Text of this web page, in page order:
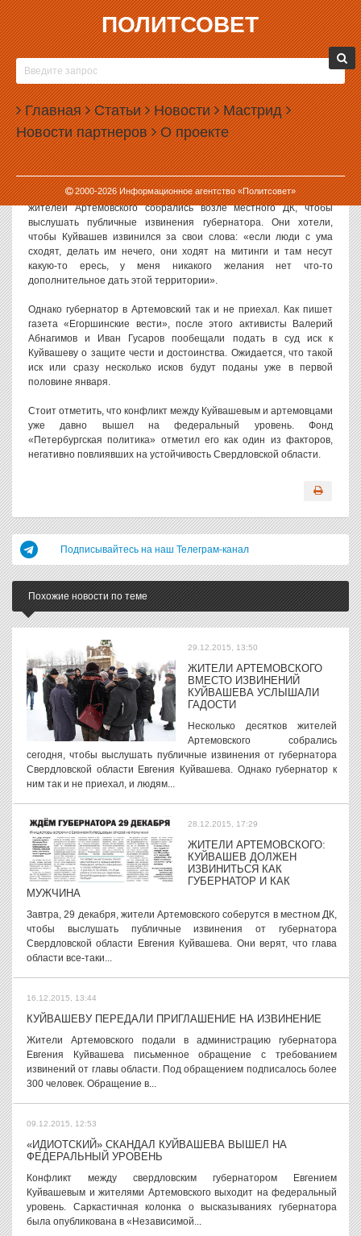
ПОЛИТСОВЕТ
Главная Статьи Новости Мастрид
Новости партнеров О проекте
2000-2026Информационное агентство «Политсовет»
12.01.2016, 17:56
АРТЕМОВЦЫ ПОДАДУТ В СУД НА КУЙВАШЕВА
В БЛИЖАЙШИЕ ДНИ
Судебный иск против губернатора Свердловской области
Евгения Куйвашева может быть подан уже в ближайшие дни.
Истцами выступят активисты из Артемовского, так и не
дождавшиеся публичных извинений от губернатора.
Как уже писал «Политсовет», 29 декабря несколько десятков
жителей Артемовского собрались возле местного ДК, чтобы
выслушать публичные извинения губернатора. Они хотели,
чтобы Куйвашев извинился за свои слова: «если люди с ума
сходят, делать им нечего, они ходят на митинги и там несут
какую-то ересь, у меня никакого желания нет что-то
дополнительное дать этой территории».
Однако губернатор в Артемовский так и не приехал. Как пишет
газета «Егоршинские вести», после этого активисты Валерий
Абнагимов и Иван Гусаров пообещали подать в суд иск к
Куйвашеву о защите чести и достоинства. Ожидается, что такой
иск или сразу несколько исков будут поданы уже в первой
половине января.
Стоит отметить, что конфликт между Куйвашевым и артемовцами
уже давно вышел на федеральный уровень. Фонд
«Петербургская политика» отметил его как один из факторов,
негативно повлиявших на устойчивость Свердловской области.
Подписывайтесь на наш Телеграм-канал
Похожие новости по теме
29.12.2015, 13:50
ЖИТЕЛИ АРТЕМОВСКОГО
ВМЕСТО ИЗВИНЕНИЙ
КУЙВАШЕВА УСЛЫШАЛИ
ГАДОСТИ
Несколько десятков жителей
Артемовского собрались
сегодня, чтобы выслушать публичные извинения от губернатора
Свердловской области Евгения Куйвашева. Однако губернатор к
ним так и не приехал, и людям...
28.12.2015, 17:29
ЖИТЕЛИ АРТЕМОВСКОГО:
КУЙВАШЕВ ДОЛЖЕН
ИЗВИНИТЬСЯ КАК
ГУБЕРНАТОР И КАК
МУЖЧИНА
Завтра, 29 декабря, жители Артемовского соберутся в местном ДК,
чтобы выслушать публичные извинения от губернатора
Свердловской области Евгения Куйвашева. Они верят, что глава
области все-таки...
16.12.2015, 13:44
КУЙВАШЕВУ ПЕРЕДАЛИ ПРИГЛАШЕНИЕ НА ИЗВИНЕНИЕ
Жители Артемовского подали в администрацию губернатора
Евгения Куйвашева письменное обращение с требованием
извинений от главы области. Под обращением подписалось более
300 человек. Обращение в...
09.12.2015, 12:53
«ИДИОТСКИЙ» СКАНДАЛ КУЙВАШЕВА ВЫШЕЛ НА
ФЕДЕРАЛЬНЫЙ УРОВЕНЬ
Конфликт между свердловским губернатором Евгением
Куйвашевым и жителями Артемовского выходит на федеральный
уровень. Саркастичная колонка о высказываниях губернатора
была опубликована в «Независимой...